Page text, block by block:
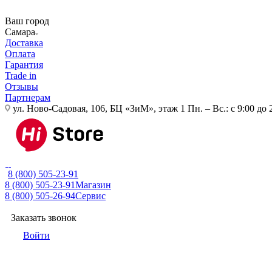
Ваш город
Самара
Доставка
Оплата
Гарантия
Trade in
Отзывы
Партнерам
ул. Ново-Садовая, 106, БЦ «ЗиМ», этаж 1 Пн. – Вс.: с 9:00 до
8 (800) 505-23-91
8 (800) 505-23-91Магазин
8 (800) 505-26-94Сервис
Заказать звонок
Войти